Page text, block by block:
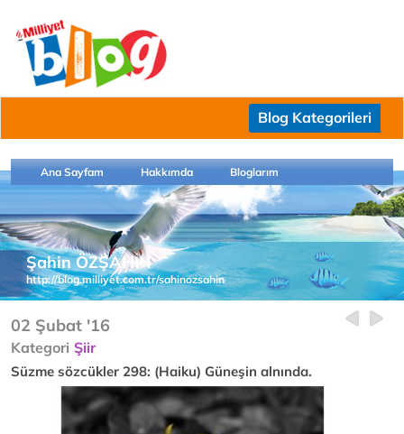
Blog Kategorileri
Ana Sayfam Hakkımda Bloglarım
Şahin ÖZŞAHİN
http://blog.milliyet.com.tr/sahinozsahin
02 Şubat '16
Kategori Şiir
Süzme sözcükler 298: (Haiku) Güneşin alnında.